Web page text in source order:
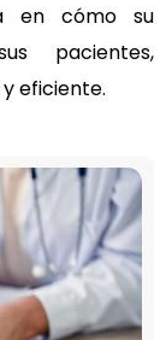
en cómo su
pacientes,
eficiente.